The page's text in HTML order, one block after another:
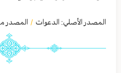
المصدر الأصلي: الدعوات / المصدر